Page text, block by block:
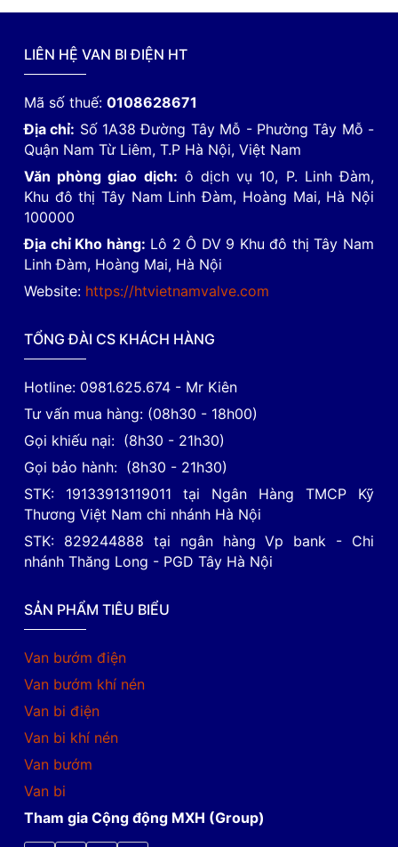
LIÊN HỆ VAN BI ĐIỆN HT
Mã số thuế: 0108628671
Địa chỉ: Số 1A38 Đường Tây Mỗ - Phường Tây Mỗ -
Quận Nam Từ Liêm, T.P Hà Nội, Việt Nam
Văn phòng giao dịch: ô dịch vụ 10, P. Linh Đàm,
Khu đô thị Tây Nam Linh Đàm, Hoàng Mai, Hà Nội
100000
Địa chỉ Kho hàng: Lô 2 Ô DV 9 Khu đô thị Tây Nam
Linh Đàm, Hoàng Mai, Hà Nội
Website: https://htvietnamvalve.com
TỔNG ĐÀI CS KHÁCH HÀNG
Hotline: 0981.625.674 - Mr Kiên
Tư vấn mua hàng: (08h30 - 18h00)
Gọi khiếu nại: (8h30 - 21h30)
Gọi bảo hành: (8h30 - 21h30)
STK: 19133913119011 tại Ngân Hàng TMCP Kỹ
Thương Việt Nam chi nhánh Hà Nội
STK: 829244888 tại ngân hàng Vp bank - Chi
nhánh Thăng Long - PGD Tây Hà Nội
SẢN PHẨM TIÊU BIỂU
Van bướm điện
Van bướm khí nén
Van bi điện
Van bi khí nén
Van bướm
Van bi
Tham gia Cộng động MXH (Group)